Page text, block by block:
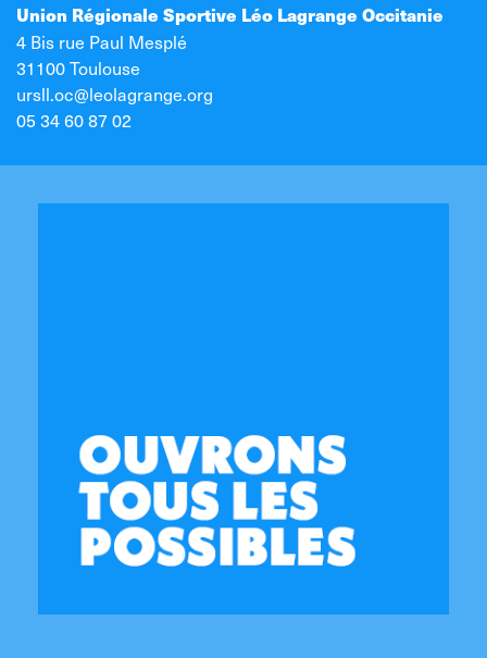
Union Régionale Sportive Léo Lagrange Occitanie
4 Bis rue Paul Mesplé
31100 Toulouse
ursll.oc@leolagrange.org
05 34 60 87 02